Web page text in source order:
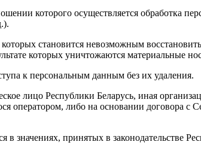
которого осуществляется обработка
которых становится невозможным
которых уничтожаются материальные
к персональным данным без их удаления.
лицо Республики Беларусь, иная
оператором, либо на основании договора
значениях, принятых в законодательстве